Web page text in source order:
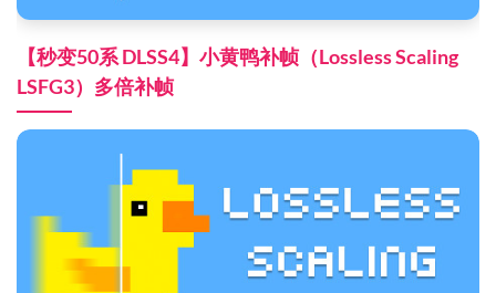
【秒变50系 DLSS4】小黄鸭补帧（Lossless Scaling
LSFG3）多倍补帧